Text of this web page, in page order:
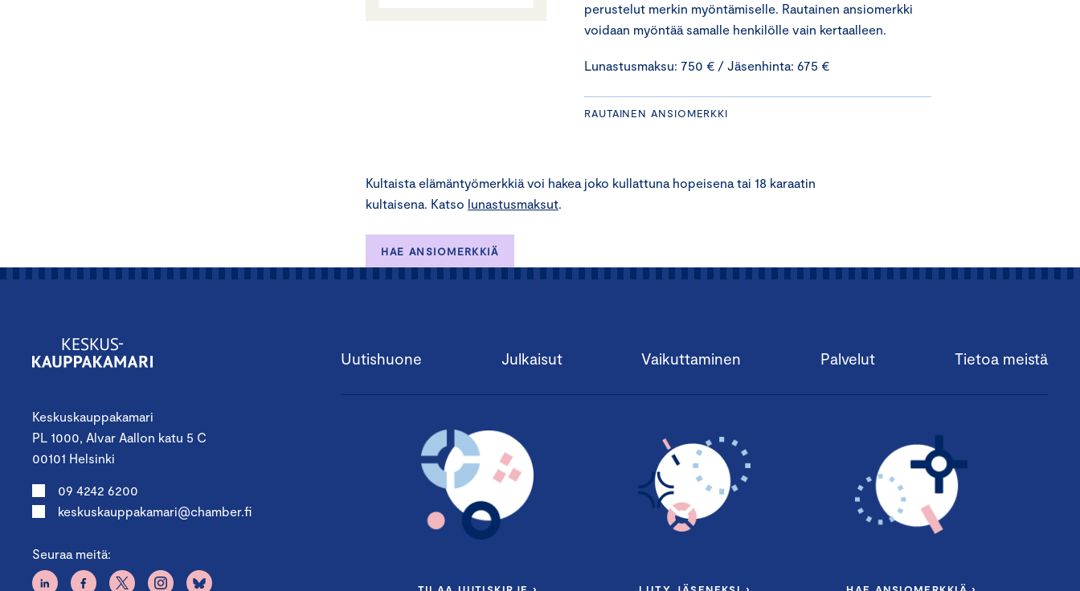
perustelut merkin myöntämiselle. Rautainen ansiomerkki
voidaan myöntää samalle henkilölle vain kertaalleen.
Lunastusmaksu: 750 € / Jäsenhinta: 675 €
RAUTAINEN ANSIOMERKKI
Kultaista elämäntyömerkkiä voi hakea joko kullattuna hopeisena tai 18 karaatin
kultaisena. Katso lunastusmaksut.
HAE ANSIOMERKKIÄ
Keskuskauppakamari
PL 1000, Alvar Aallon katu 5 C
00101 Helsinki
09 4242 6200
keskuskauppakamari@chamber.fi
Seuraa meitä:
Uutishuone Julkaisut Vaikuttaminen Palvelut Tietoa meistä